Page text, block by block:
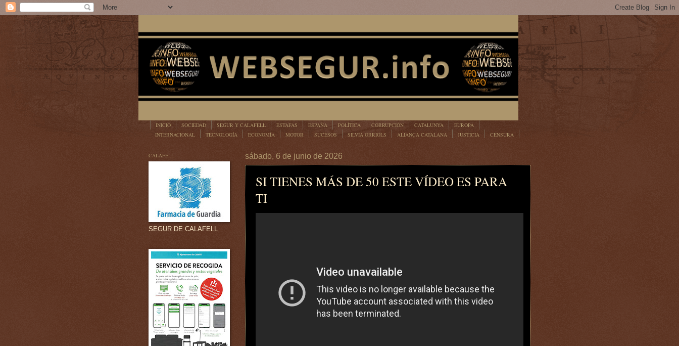
INICIO SOCIEDAD SEGUR Y CALAFELL ESTAFAS ESPAÑA POLÍTICA CORRUPCIÓN CATALUNYA
EUROPA
INTERNACIONAL
TECNOLOGÍA ECONOMÍA MOTOR SUCESOS SILVIA ORRIOLS ALIANÇA CATALANA JUSTICIA
CENSURA
sábado, 6 de junio de 2026
SI TIENES MÁS DE 50 ESTE VÍDEO ES PARA
TI
CALAFELL
SEGUR DE CALAFELL